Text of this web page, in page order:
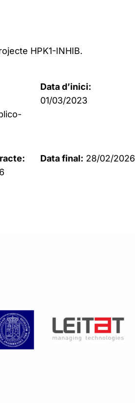
HPK1-INHIB.
Data d’inici:
01/03/2023
Data final: 28/02/2026